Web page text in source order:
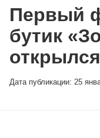
Первый
бутик
Дата публикации: 25